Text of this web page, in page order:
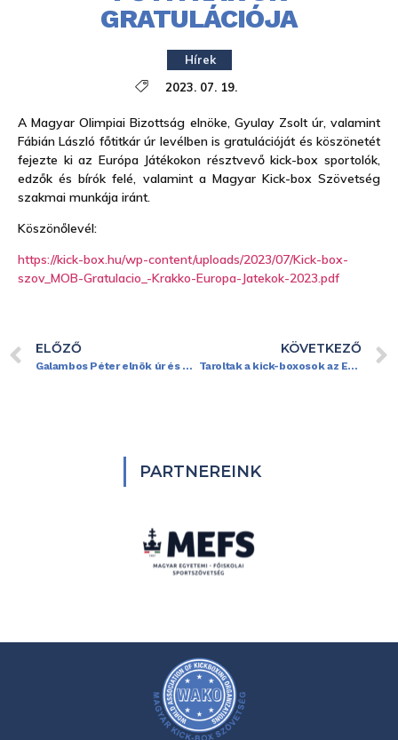
GRATULÁCIÓJA
Hírek
2023. 07. 19.
A Magyar Olimpiai Bizottság elnöke, Gyulay Zsolt úr, valamint
Fábián László főtitkár úr levélben is gratulációját és köszönetét
fejezte ki az Európa Játékokon résztvevő kick-box sportolók,
edzők és bírók felé, valamint a Magyar Kick-box Szövetség
szakmai munkája iránt.
Köszönőlevél:
https://kick-box.hu/wp-content/uploads/2023/07/Kick-box-
szov_MOB-Gratulacio_-Krakko-Europa-Jatekok-2023.pdf
ELŐZŐ
Galambos Péter elnök úr és az Elnökség köszönő üzenete
KÖVETKEZŐ
Taroltak a kick-boxosok az Egyetemi Európa-bajnokságon
PARTNEREINK